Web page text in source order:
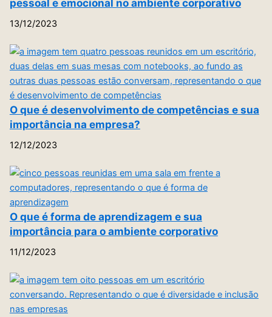
pessoal e emocional no ambiente corporativo
13/12/2023
O que é desenvolvimento de competências e sua
importância na empresa?
12/12/2023
O que é forma de aprendizagem e sua
importância para o ambiente corporativo
11/12/2023